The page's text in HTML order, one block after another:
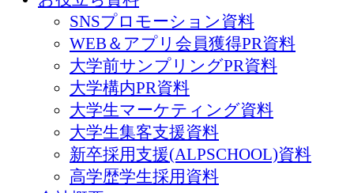
SNSプロモーション資料
WEB＆アプリ会員獲得PR資料
大学前サンプリングPR資料
大学構内PR資料
大学生マーケティング資料
大学生集客支援資料
新卒採用支援(ALPSCHOOL)資料
高学歴学生採用資料